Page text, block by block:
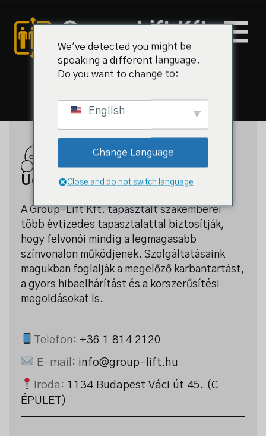
és árak
Ügyfélszolgálat
A Group-Lift Kft. tapasztalt szakemberei
több évtizedes tapasztalattal biztosítják,
hogy felvonói mindig a legmagasabb
színvonalon működjenek. Szolgáltatásaink
magukban foglalják a megelőző karbantartást,
a gyors hibaelhárítást és a korszerűsítési
megoldásokat is.
Telefon: +36 1 814 2120
E-mail: info@group-lift.hu
Iroda: 1134 Budapest Váci út 45. (C
ÉPÜLET)
We've detected you might be
speaking a different language.
Do you want to change to:
English
Change Language
Close and do not switch language